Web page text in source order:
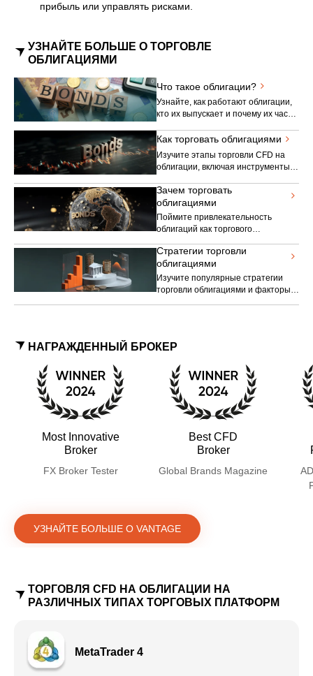
прибыль или управлять рисками.
УЗНАЙТЕ БОЛЬШЕ О ТОРГОВЛЕ
ОБЛИГАЦИЯМИ
Что такое облигации?
Узнайте, как работают облигации,
кто их выпускает и почему их часто
традиционных и современных
финансов.
Как торговать облигациями
Изучите этапы торговли CFD на
облигации, включая инструменты
основные механизмы торговли.
Зачем торговать
облигациями
Поймите привлекательность
облигаций как торгового
соотношение риска и доходности и
их потенциальную роль в
диверсифицированном торговом
портфеле.
Стратегии торговли
облигациями
Изучите популярные стратегии
торговли облигациями и факторы,
НАГРАЖДЕННЫЙ БРОКЕР
Most Innovative
Broker
FX Broker Tester
Best CFD
Broker
Global Brands Magazine
УЗНАЙТЕ БОЛЬШЕ О VANTAGE
ТОРГОВЛЯ CFD НА ОБЛИГАЦИИ НА
РАЗЛИЧНЫХ ТИПАХ ТОРГОВЫХ ПЛАТФОРМ
MetaTrader 4